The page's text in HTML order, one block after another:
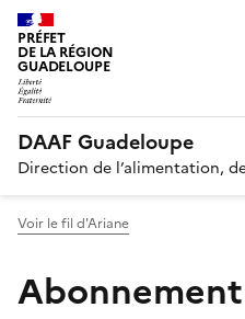
PRÉFET
DE LA RÉGION
GUADELOUPE
DAAF Guadeloupe
Direction de l’alimentation,
Voir le fil d'Ariane